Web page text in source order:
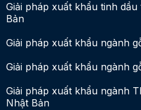
Giải pháp xuất khẩu tinh
Bản
Giải pháp xuất khẩu ngành
Giải pháp xuất khẩu ngành
Giải pháp xuất khẩu ngành
Nhật Bản